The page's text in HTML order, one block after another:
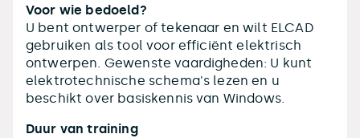
Voor wie bedoeld?
U bent ontwerper of tekenaar en wilt ELCAD
gebruiken als tool voor efficiënt elektrisch
ontwerpen. Gewenste vaardigheden: U kunt
elektrotechnische schema's lezen en u
beschikt over basiskennis van Windows.
Duur van training